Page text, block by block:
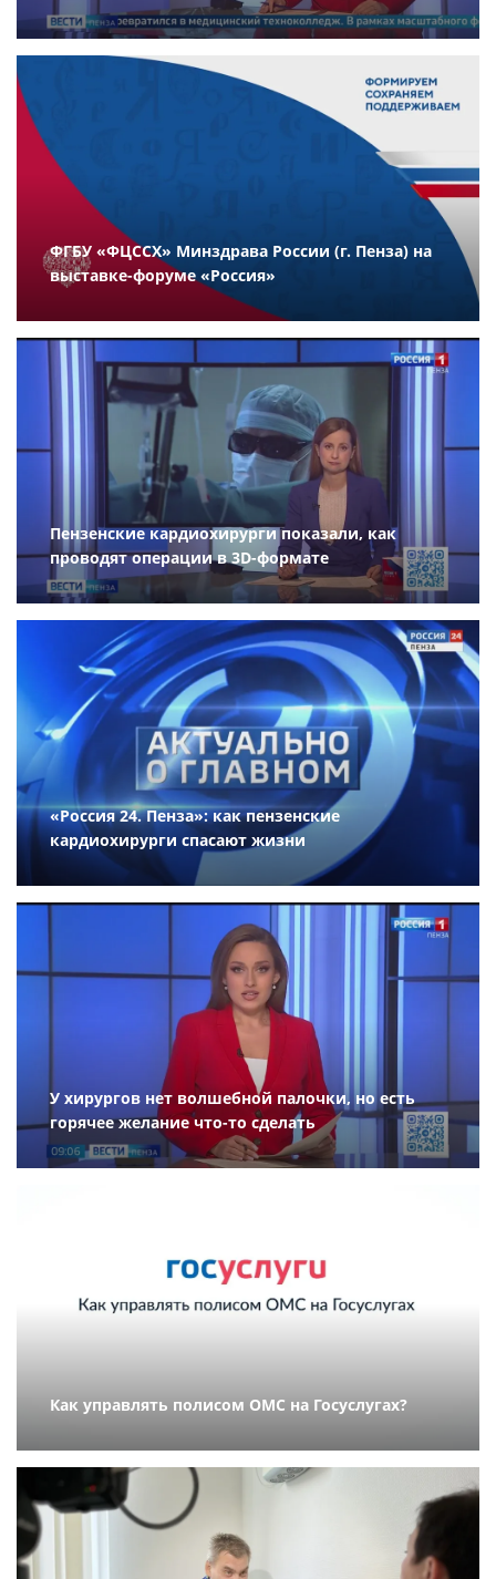
ФГБУ «ФЦССХ» Минздрава России (г. Пенза) на
выставке-форуме «Россия»
Пензенские кардиохирурги показали, как
проводят операции в 3D-формате
«Россия 24. Пенза»: как пензенские
кардиохирурги спасают жизни
У хирургов нет волшебной палочки, но есть
горячее желание что-то сделать
Как управлять полисом ОМС на Госуслугах?